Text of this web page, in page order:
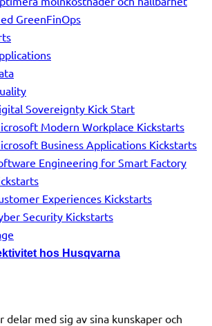
GreenFinOps
Sovereignty Kick Start
Modern Workplace Kickstarts
Business Applications Kickstarts
Engineering for Smart Factory
Experiences Kickstarts
Security Kickstarts
hos Husqvarna
delar med sig av sina kunskaper och